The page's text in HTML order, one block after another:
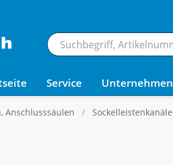
Service Unternehmen
Anschlusssäulen Sockelleistenkanäle